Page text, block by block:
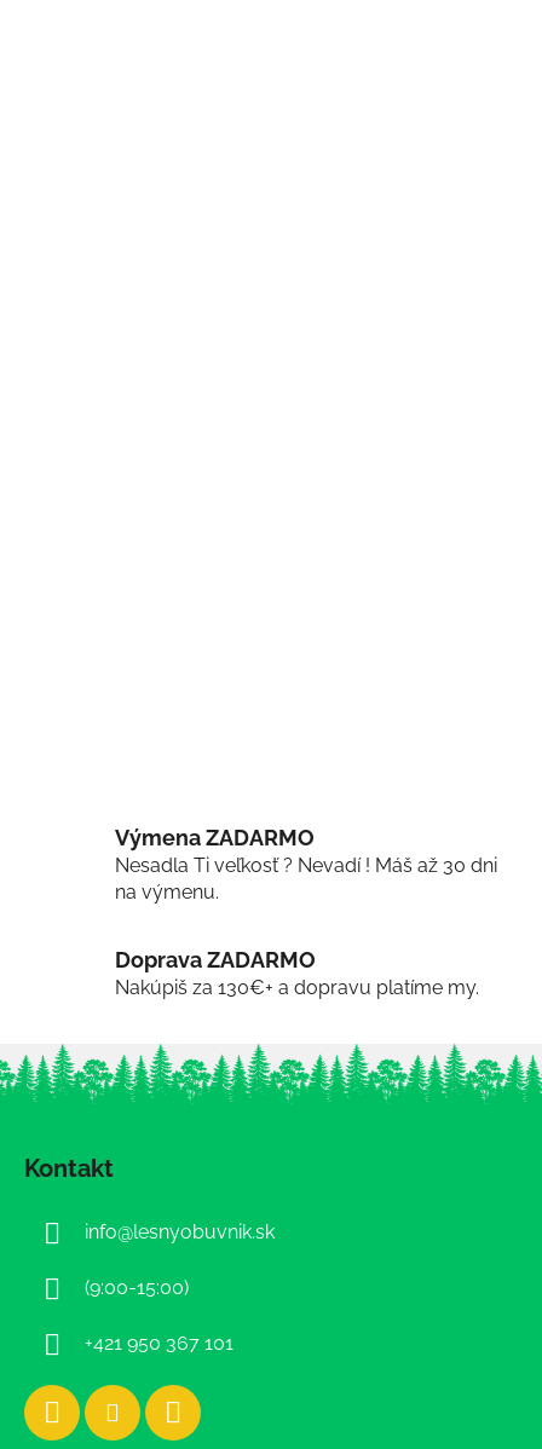
Výmena ZADARMO
Nesadla Ti veľkosť ? Nevadí ! Máš až 30 dni
na výmenu.
Doprava ZADARMO
Nakúpiš za 130€+ a dopravu platíme my.
Kontakt
info@lesnyobuvnik.sk
(9:00-15:00)
+421 950 367 101